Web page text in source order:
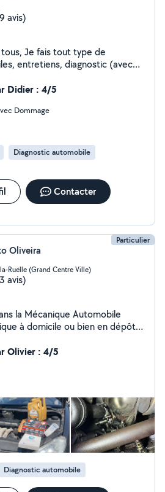
avis)
type de
(avec
effectuer
de carrosserie
et sérieuse, alors faites
Didier : 4/5
Je n'ai pas pu faire affaire avec Dommage
Diagnostic automobile
Contacter
Particulier
Oliveira
Ruelle (Grand Centre Ville)
avis)
la Mécanique Automobile
à domicile ou bien en dépôt à
Train AV/AR , Diagnostic Valise
gratuit !
Olivier : 4/5
Diagnostic automobile